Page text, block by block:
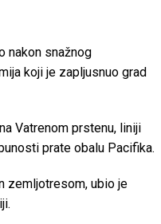
nakon snažnog
koji je zapljusnuo grad
Vatrenom prstenu, liniji
prate obalu Pacifika.
zemljotresom, ubio je